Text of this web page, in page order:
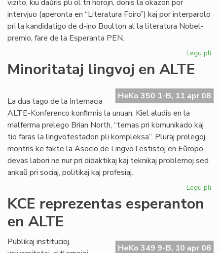
vizito, kiu daŭris pli ol tri horojn, donis la okazon por
intervjuo (aperonta en “Literatura Foiro”) kaj por interparolo
pri la kandidatigo de d-ino Boulton al la literatura Nobel-
premio, fare de la Esperanta PEN.
Legu pli
Minoritataj lingvoj en ALTE
HeKo 350 1-B, 11 apr 08
La dua tago de la Internacia
ALTE-Konferenco konﬁrmis la unuan. Kiel aludis en la
malferma prelego Brian North, “temas pri komunikado kaj
tio faras la lingvotestadon pli kompleksa”. Pluraj prelegoj
montris ke fakte la Asocio de LingvoTestistoj en Eŭropo
devas labori ne nur pri didaktikaj kaj teknikaj problemoj sed
ankaŭ pri sociaj, politikaj kaj profesiaj.
Legu pli
KCE reprezentas esperanton
en ALTE
HeKo 349 9-B, 10 apr 08
Publikaj institucioj,